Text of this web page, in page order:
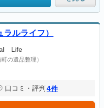
ルライフ）
Life
の遺品整理）
口コミ・評判 4件